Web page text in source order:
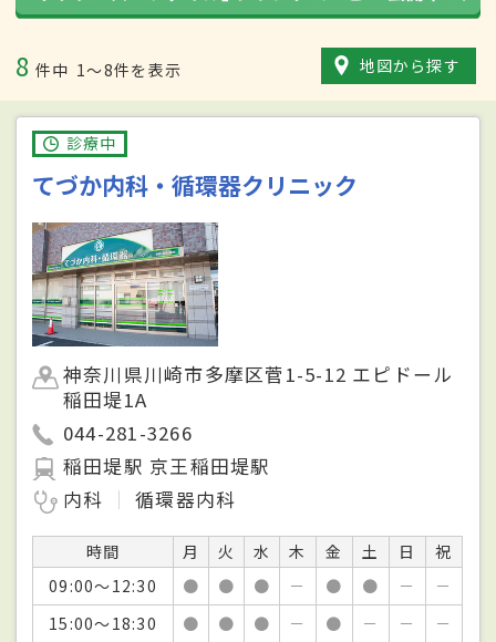
8 件中 1〜8件を表示 地図から探す
診療中
てづか内科・循環器クリニック
神奈川県川崎市多摩区菅1-5-12 エピドール
稲田堤1A
044-281-3266
稲田堤駅 京王稲田堤駅
内科
循環器内科
時間 月 火 水 木 金 土 日
祝
09:00～12:30
● ● ● － ● ● －
－
15:00～18:30
● ● ● － ● － － －